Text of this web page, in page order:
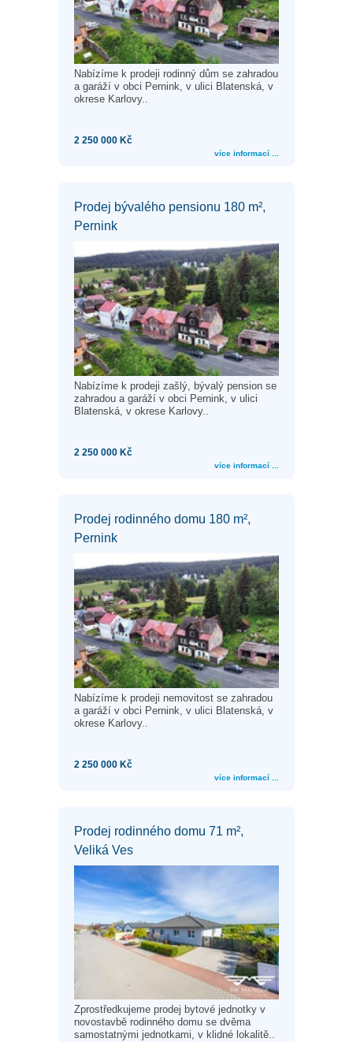
Nabízíme k prodeji rodinný dům se zahradou
a garáží v obci Pernink, v ulici Blatenská, v
okrese Karlovy..
2 250 000 Kč
více informací ...
Prodej bývalého pensionu 180 m²,
Pernink
Nabízíme k prodeji zašlý, bývalý pension se
zahradou a garáží v obci Pernink, v ulici
Blatenská, v okrese Karlovy..
2 250 000 Kč
více informací ...
Prodej rodinného domu 180 m²,
Pernink
Nabízíme k prodeji nemovitost se zahradou
a garáží v obci Pernink, v ulici Blatenská, v
okrese Karlovy..
2 250 000 Kč
více informací ...
Prodej rodinného domu 71 m²,
Veliká Ves
Zprostředkujeme prodej bytové jednotky v
novostavbě rodinného domu se dvěma
samostatnými jednotkami, v klidné lokalitě..